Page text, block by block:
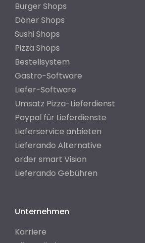
Burger Shops
Döner Shops
Sushi Shops
Pizza Shops
Bestellsystem
Gastro-Software
Liefer-Software
Umsatz Pizza-Lieferdienst
Paypal für Lieferdienste
Lieferservice anbieten
Lieferando Alternative
order smart Vision
Lieferando Gebühren
Unternehmen
Karriere